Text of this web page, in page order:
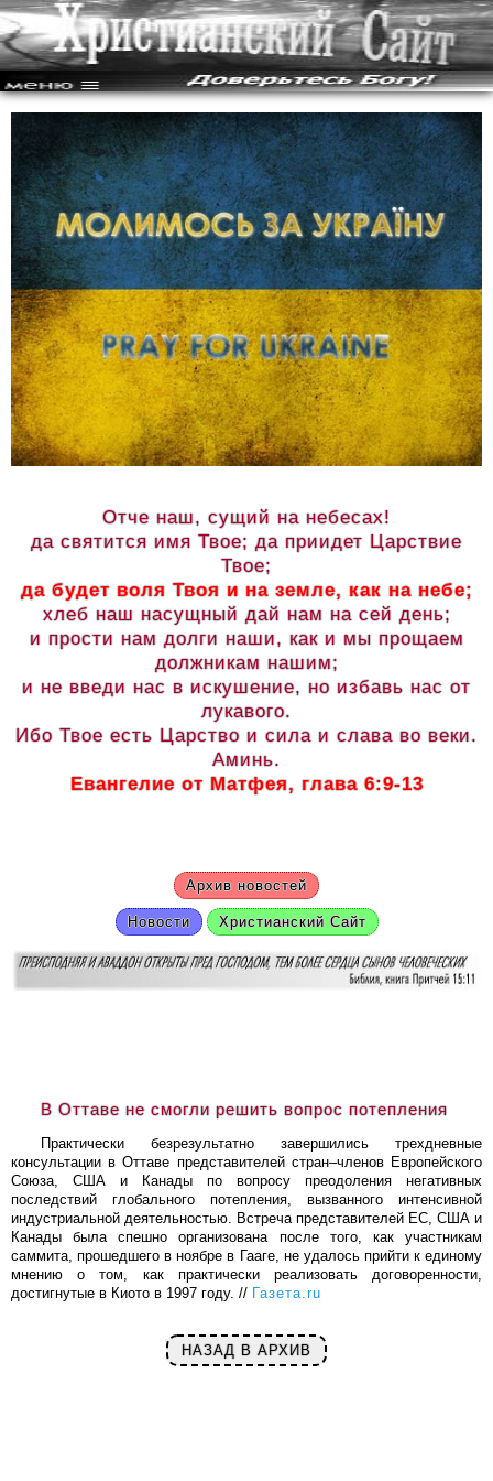
Отче наш, сущий на небесах!
да святится имя Твое; да приидет Царствие
Твое;
да будет воля Твоя и на земле, как на небе;
хлеб наш насущный дай нам на сей день;
и прости нам долги наши, как и мы прощаем
должникам нашим;
и не введи нас в искушение, но избавь нас от
лукавого.
Ибо Твое есть Царство и сила и слава во веки.
Аминь.
Евангелие от Матфея, глава 6:9-13
Архив новостей
Новости Христианский Сайт
В Оттаве не смогли решить вопрос потепления
Практически безрезультатно завершились трехдневные
консультации в Оттаве представителей стран–членов Европейского
Cоюза, США и Канады по вопросу преодоления негативных
последствий глобального потепления, вызванного интенсивной
индустриальной деятельностью. Встреча представителей ЕС, США и
Канады была спешно организована после того, как участникам
саммита, прошедшего в ноябре в Гааге, не удалось прийти к единому
мнению о том, как практически реализовать договоренности,
достигнутые в Киото в 1997 году. // Газета.ru
НАЗАД В АРХИВ